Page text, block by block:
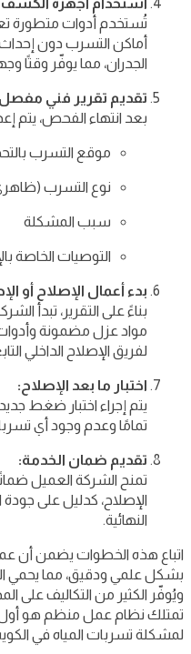
تُستخدم أدوات متطورة
أماكن التسرب دون
الجدران، مما يوفّر وقتًا
تقديم تقرير فني
بعد انتهاء الفحص، يتم
موقع التسرب
نوع التسرب
سبب المشكلة
التوصيات الخاصة
بدء أعمال الإصلاح أو
بناءً على التقرير، تبدأ
مواد عزل مضمونة وأدوات
لفريق الإصلاح الداخلي
اختبار ما بعد الإصلاح:
يتم إجراء اختبار ضغط
تمامًا وعدم وجود أي
تقديم ضمان الخدمة:
تمنح الشركة العميل
الإصلاح، كدليل على
النهائية.
اتباع هذه الخطوات يضمن أن
بشكل علمي ودقيق، مما يحمي
ويُوفّر الكثير من التكاليف على
تمتلك نظام عمل منظم هو
لمشكلة تسربات المياه في